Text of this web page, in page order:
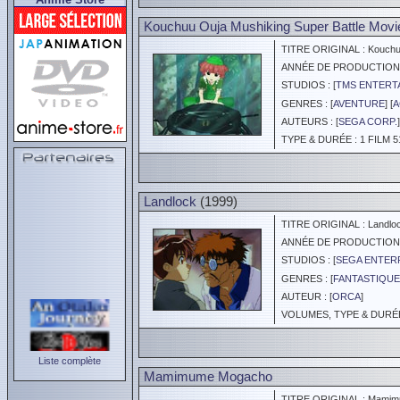
Liste complète
Kouchuu Ouja Mushiking Super Battle
TITRE ORIGINAL :
ANNÉE DE
STUDIOS : [TMS
GENRES : [AVENTURE] [
AUTEURS : [SEGA CORP.
TYPE & DURÉE : 1 FILM
Landlock (1999)
TITRE ORIGINAL :
ANNÉE DE
STUDIOS : [SEGA
GENRES : [
AUTEUR : [ORCA]
VOLUMES, TYPE &
Mamimume Mogacho